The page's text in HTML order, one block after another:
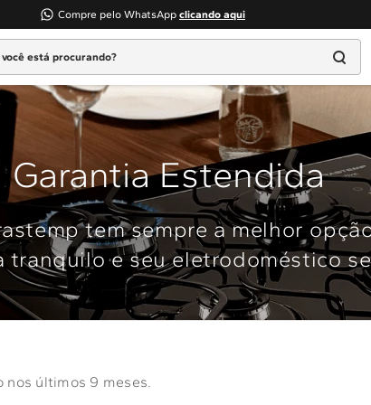
Compre pelo WhatsApp clicando aqui
está procurando?
Garantia Estendida
tem sempre a melhor
tranquilo e seu eletrodoméstico
nos últimos 9 meses.
MAIS BUSCADOS
geladeira
máquina lavar
fogao
lava louça
microondas brastemp
forno
lava seca